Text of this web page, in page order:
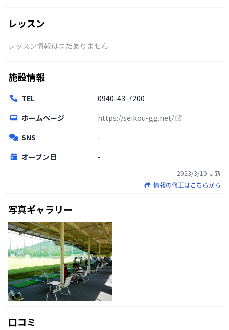
レッスン
レッスン情報はまだありません
施設情報
TEL
0940-43-7200
ホームページ
https://seikou-gg.net/
SNS
-
オープン日
-
2023/3/10 更新
情報の修正はこちらから
写真ギャラリー
口コミ